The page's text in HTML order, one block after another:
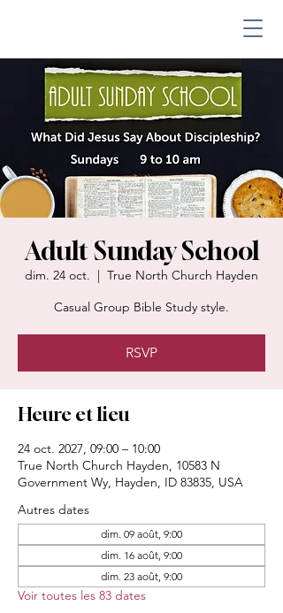
Adult Sunday School
dim. 24 oct.
  |
True North Church Hayden
Casual Group Bible Study style.
RSVP
Heure et lieu
24 oct. 2027, 09:00 – 10:00
True North Church Hayden, 10583 N
Government Wy, Hayden, ID 83835, USA
Autres dates
dim. 09 août, 9:00
dim. 16 août, 9:00
dim. 23 août, 9:00
Voir toutes les 83 dates